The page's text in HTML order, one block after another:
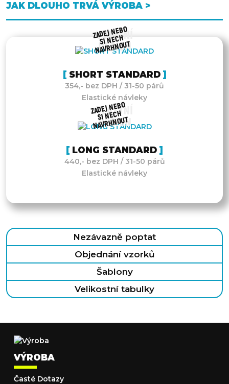
JAK DLOUHO TRVÁ VÝROBA >
VLASTNÍ
DESIGN
ZADEJ NEBO
SI NECH
NAVRHNOUT
SHORT STANDARD
354,- bez DPH / 31-50 párů
Elastické návleky
VLASTNÍ
DESIGN
ZADEJ NEBO
SI NECH
NAVRHNOUT
LONG STANDARD
440,- bez DPH / 31-50 párů
Elastické návleky
Nezávazně poptat
Objednání vzorků
Šablony
Velikostní tabulky
VÝROBA
Časté Dotazy